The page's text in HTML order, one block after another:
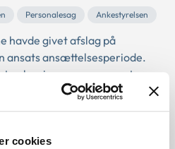
cookies
Personalesag Ankestyrelsen
havde givet afslag på
ansats ansættelsesperiode.
oplysninger om en ansats
af retten til aktindsigt
stk. 3.
af udgifter til